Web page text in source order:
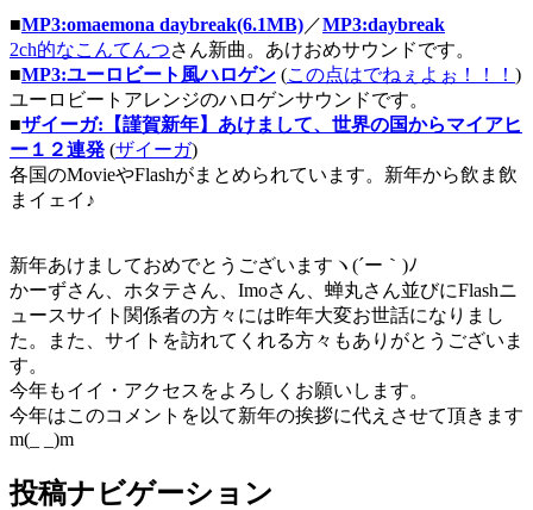
■MP3:omaemona daybreak(6.1MB)／MP3:daybreak
2ch的なこんてんつさん新曲。あけおめサウンドです。
■MP3:ユーロビート風ハロゲン (この点はでねぇよぉ！！！ )
ユーロビートアレンジのハロゲンサウンドです。
■ザイーガ:【謹賀新年】あけまして、世界の国からマイアヒ
ー１２連発 (ザイーガ)
各国のMovieやFlashがまとめられています。新年から飲ま飲
まイェイ♪
新年あけましておめでとうございますヽ(´ー｀)ﾉ
かーずさん、ホタテさん、Imoさん、蝉丸さん並びにFlashニ
ュースサイト関係者の方々には昨年大変お世話になりまし
た。また、サイトを訪れてくれる方々もありがとうございま
す。
今年もイイ・アクセスをよろしくお願いします。
今年はこのコメントを以て新年の挨拶に代えさせて頂きます
m(_ _)m
投稿ナビゲーション